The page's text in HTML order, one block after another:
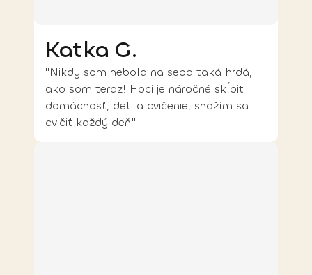
Katka G.
"Nikdy som nebola na seba taká hrdá,
ako som teraz! Hoci je náročné skĺbiť
domácnosť, deti a cvičenie, snažím sa
cvičiť každý deň."